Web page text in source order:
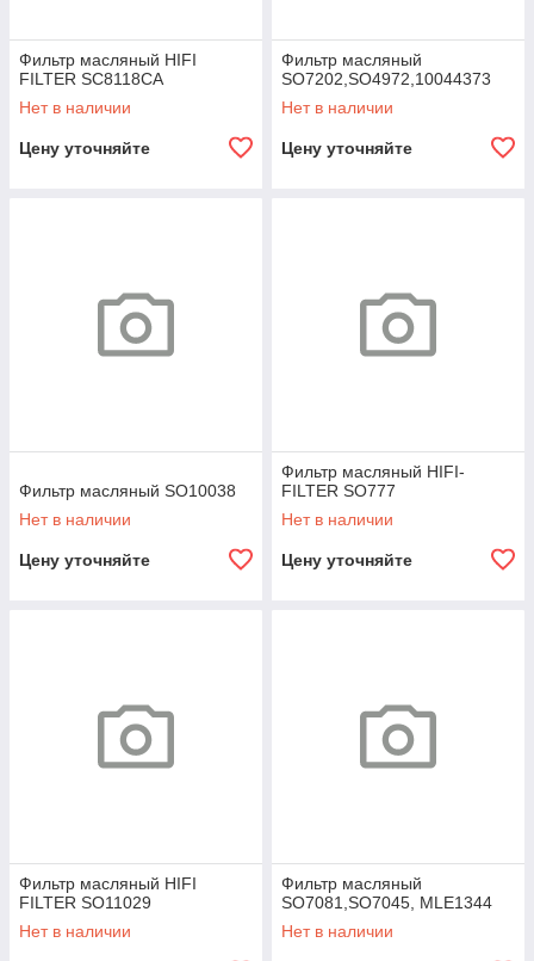
Фильтр масляный HIFI
FILTER SC8118CA
Нет в наличии
Цену уточняйте
Фильтр масляный
SO7202,SO4972,10044373
Нет в наличии
Цену уточняйте
Фильтр масляный SO10038
Нет в наличии
Цену уточняйте
Фильтр масляный HIFI-
FILTER SO777
Нет в наличии
Цену уточняйте
Фильтр масляный HIFI
FILTER SO11029
Нет в наличии
Фильтр масляный
SO7081,SO7045, MLE1344
Нет в наличии